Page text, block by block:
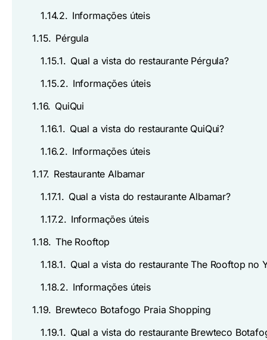
1.14.2. Informações úteis
1.15. Pérgula
1.15.1. Qual a vista do restaurante Pérgula?
1.15.2. Informações úteis
1.16. QuiQui
1.16.1. Qual a vista do restaurante QuiQui?
1.16.2. Informações úteis
1.17. Restaurante Albamar
1.17.1. Qual a vista do restaurante Albamar?
1.17.2. Informações úteis
1.18. The Rooftop
1.18.1. Qual a vista do restaurante The Rooftop no
1.18.2. Informações úteis
1.19. Brewteco Botafogo Praia Shopping
1.19.1. Qual a vista do restaurante Brewteco